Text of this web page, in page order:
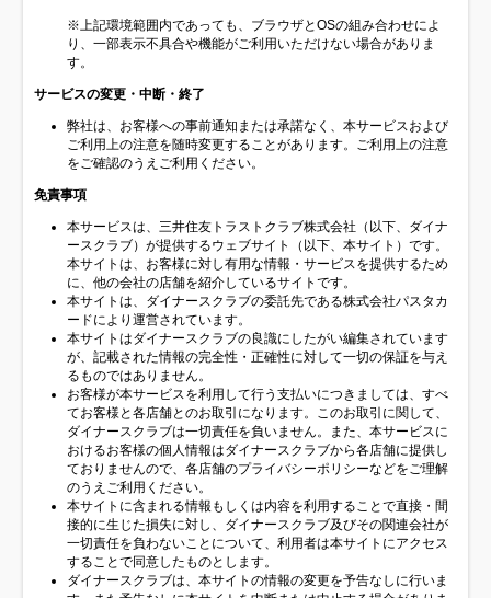
※上記環境範囲内であっても、ブラウザとOSの組み合わせによ
り、一部表示不具合や機能がご利用いただけない場合がありま
す。
サービスの変更・中断・終了
弊社は、お客様への事前通知または承諾なく、本サービスおよび
ご利用上の注意を随時変更することがあります。ご利用上の注意
をご確認のうえご利用ください。
免責事項
本サービスは、三井住友トラストクラブ株式会社（以下、ダイナ
ースクラブ）が提供するウェブサイト（以下、本サイト）です。
本サイトは、お客様に対し有用な情報・サービスを提供するため
に、他の会社の店舗を紹介しているサイトです。
本サイトは、ダイナースクラブの委託先である株式会社パスタカ
ードにより運営されています。
本サイトはダイナースクラブの良識にしたがい編集されています
が、記載された情報の完全性・正確性に対して一切の保証を与え
るものではありません。
お客様が本サービスを利用して行う支払いにつきましては、すべ
てお客様と各店舗とのお取引になります。このお取引に関して、
ダイナースクラブは一切責任を負いません。また、本サービスに
おけるお客様の個人情報はダイナースクラブから各店舗に提供し
ておりませんので、各店舗のプライバシーポリシーなどをご理解
のうえご利用ください。
本サイトに含まれる情報もしくは内容を利用することで直接・間
接的に生じた損失に対し、ダイナースクラブ及びその関連会社が
一切責任を負わないことについて、利用者は本サイトにアクセス
することで同意したものとします。
ダイナースクラブは、本サイトの情報の変更を予告なしに行いま